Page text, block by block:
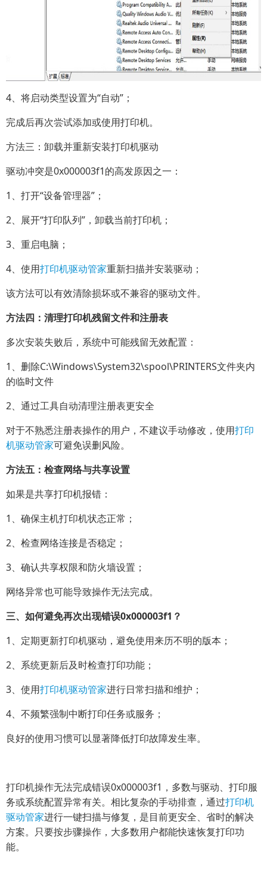
4、将启动类型设置为“自动”；
完成后再次尝试添加或使用打印机。
方法三：卸载并重新安装打印机驱动
驱动冲突是0x000003f1的高发原因之一：
1、打开“设备管理器”；
2、展开“打印队列”，卸载当前打印机；
3、重启电脑；
4、使用打印机驱动管家重新扫描并安装驱动；
该方法可以有效清除损坏或不兼容的驱动文件。
方法四：清理打印机残留文件和注册表
多次安装失败后，系统中可能残留无效配置：
1、删除C:\Windows\System32\spool\PRINTERS文件夹内
的临时文件
2、通过工具自动清理注册表更安全
对于不熟悉注册表操作的用户，不建议手动修改，使用打印
机驱动管家可避免误删风险。
方法五：检查网络与共享设置
如果是共享打印机报错：
1、确保主机打印机状态正常；
2、检查网络连接是否稳定；
3、确认共享权限和防火墙设置；
网络异常也可能导致操作无法完成。
三、如何避免再次出现错误0x000003f1？
1、定期更新打印机驱动，避免使用来历不明的版本；
2、系统更新后及时检查打印功能；
3、使用打印机驱动管家进行日常扫描和维护；
4、不频繁强制中断打印任务或服务；
良好的使用习惯可以显著降低打印故障发生率。
打印机操作无法完成错误0x000003f1，多数与驱动、打印服
务或系统配置异常有关。相比复杂的手动排查，通过打印机
驱动管家进行一键扫描与修复，是目前更安全、省时的解决
方案。只要按步骤操作，大多数用户都能快速恢复打印功
能。